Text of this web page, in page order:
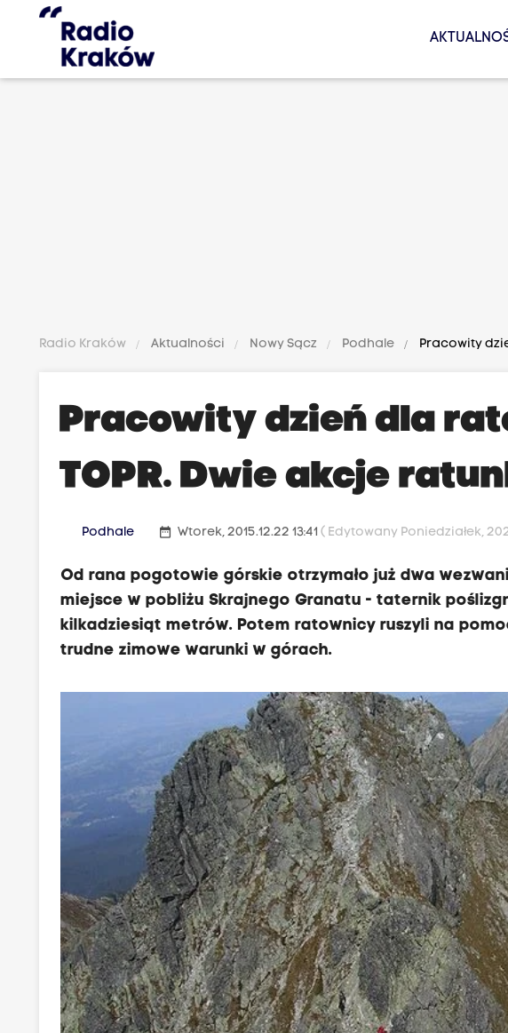
Radio Kraków Aktualności Nowy Sącz Podhale Pracowity
Pracowity dzień dla
TOPR. Dwie akcje
Podhale date_range Wtorek, 2015.12.22 13:41( Edytowany Poniedziałek,
Od rana pogotowie górskie otrzymało już dwa
miejsce w pobliżu Skrajnego Granatu - taternik
kilkadziesiąt metrów. Potem ratownicy ruszyli na
trudne zimowe warunki w górach.